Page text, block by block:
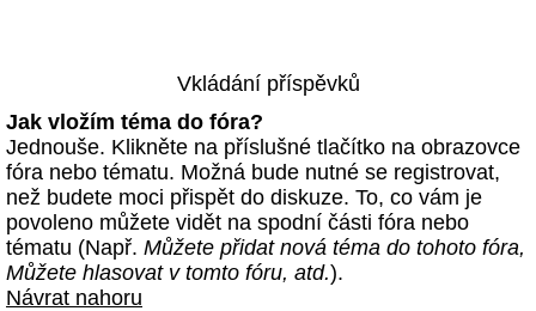
Vkládání příspěvků
Jak vložím téma do fóra?
Jednouše. Klikněte na příslušné tlačítko na obrazovce
fóra nebo tématu. Možná bude nutné se registrovat,
než budete moci přispět do diskuze. To, co vám je
povoleno můžete vidět na spodní části fóra nebo
tématu (Např. Můžete přidat nová téma do tohoto fóra,
Můžete hlasovat v tomto fóru, atd.).
Návrat nahoru